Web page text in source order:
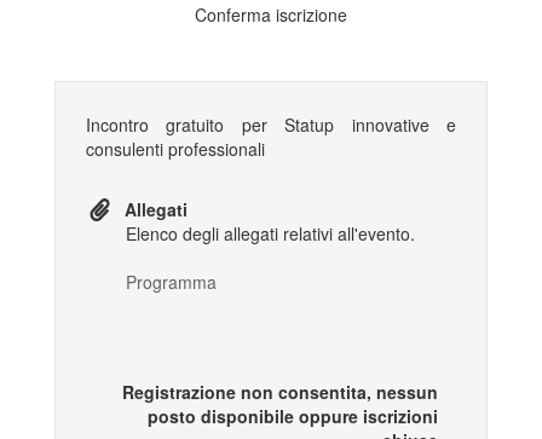
Conferma iscrizione
Incontro gratuito per Statup innovative e
consulenti professionali
Allegati
Elenco degli allegati relativi all'evento.
Programma
Registrazione non consentita, nessun
posto disponibile oppure iscrizioni